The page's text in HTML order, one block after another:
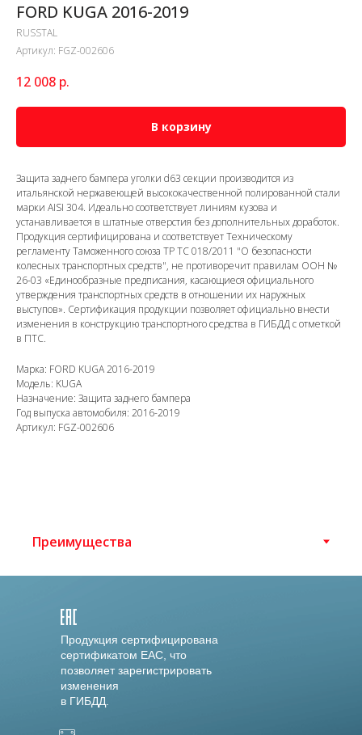
FORD KUGA 2016-2019
RUSSTAL
Артикул: FGZ-002606
12 008 р.
В корзину
Защита заднего бампера уголки d63 секции производится из
итальянской нержавеющей высококачественной полированной стали
марки AISI 304. Идеально соответствует линиям кузова и
устанавливается в штатные отверстия без дополнительных доработок.
Продукция сертифицирована и соответствует Техническому
регламенту Таможенного союза ТР ТС 018/2011 "О безопасности
колесных транспортных средств", не противоречит правилам ООН №
26-03 «Единообразные предписания, касающиеся официального
утверждения транспортных средств в отношении их наружных
выступов». Сертификация продукции позволяет официально внести
изменения в конструкцию транспортного средства в ГИБДД с отметкой
в ПТС.
Марка: FORD KUGA 2016-2019
Модель: KUGA
Назначение: Защита заднего бампера
Год выпуска автомобиля: 2016-2019
Артикул: FGZ-002606
Продукция сертифицирована
сертификатом EAC, что
позволяет зарегистрировать
изменения
в ГИБДД.